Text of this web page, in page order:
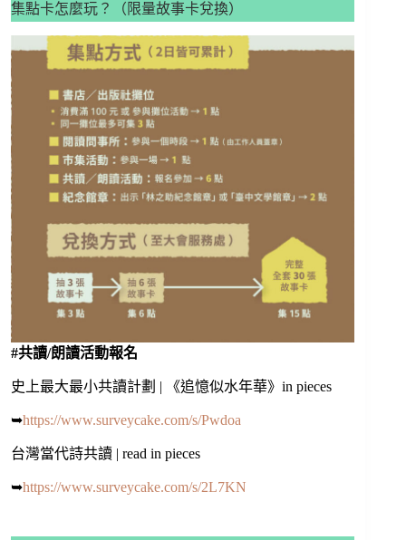
集點卡怎麼玩？（限量故事卡兌換）
#共讀/朗讀活動報名
史上最大最小共讀計劃 | 《追憶似水年華》in pieces
➥https://www.surveycake.com/s/Pwdoa
台灣當代詩共讀 | read in pieces
➥https://www.surveycake.com/s/2L7KN